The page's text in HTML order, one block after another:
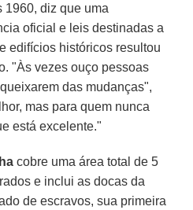
1960, diz que uma
oficial e leis destinadas a
edifícios históricos resultou
"Às vezes ouço pessoas
das mudanças",
mas para quem nunca
está excelente."
cobre uma área total de 5
e inclui as docas da
de escravos, sua primeira